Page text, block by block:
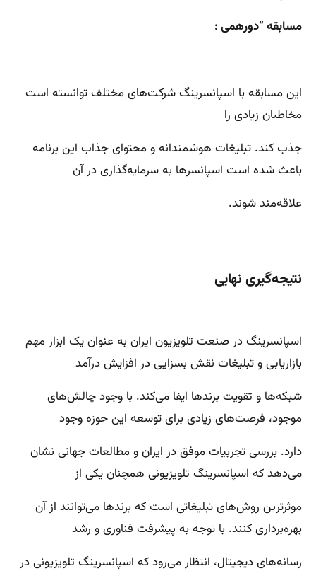
مسابقه “دورهمی :
این مسابقه با اسپانسرینگ شرکت‌های مختلف توانسته است
مخاطبان زیادی را
جذب کند. تبلیغات هوشمندانه و محتوای جذاب این برنامه
باعث شده است اسپانسرها به سرمایه‌گذاری در آن
علاقه‌مند شوند.
نتیجه‌گیری نهایی
اسپانسرینگ در صنعت تلویزیون ایران به عنوان یک ابزار مهم
بازاریابی و تبلیغات نقش بسزایی در افزایش درآمد
شبکه‌ها و تقویت برندها ایفا می‌کند. با وجود چالش‌های
موجود، فرصت‌های زیادی برای توسعه این حوزه وجود
دارد. بررسی تجربیات موفق در ایران و مطالعات جهانی نشان
می‌دهد که اسپانسرینگ تلویزیونی همچنان یکی از
موثرترین روش‌های تبلیغاتی است که برندها می‌توانند از آن
بهره‌برداری کنند. با توجه به پیشرفت فناوری و رشد
رسانه‌های دیجیتال، انتظار می‌رود که اسپانسرینگ تلویزیونی در